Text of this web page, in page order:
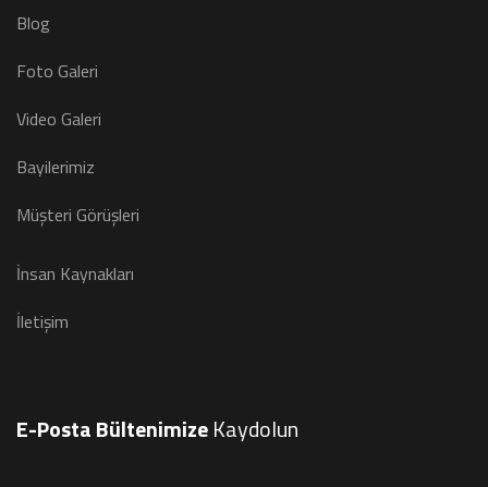
Blog
Foto Galeri
Video Galeri
Bayilerimiz
Müşteri Görüşleri
İnsan Kaynakları
İletişim
E-Posta BültenimizeKaydolun